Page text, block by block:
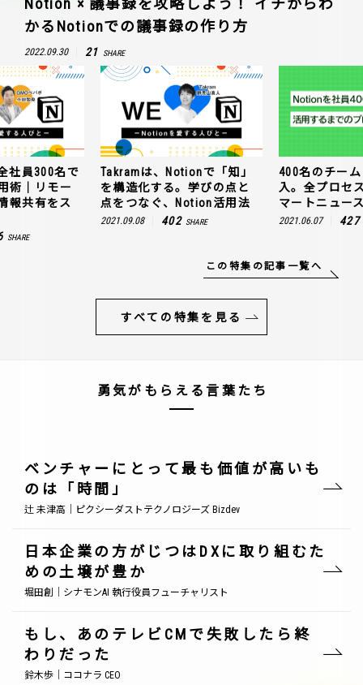
かるNotionでの議事録の作り方
2022.09.30 21 SHARE
社員300名で
術｜リモー
報共有をス
SHARE
Takramは、Notionで「知」
を構造化する。学びの点と
点をつなぐ、Notion活用法
2021.09.08 402 SHARE
400名のチー
入。全プロセ
マートニュー
2021.06.07 427
この特集の記事一覧へ
すべての特集を見る
勇気がもらえる言葉たち
ベンチャーにとって最も価値が高いも
のは「時間」
辻 未津高｜ピクシーダストテクノロジーズ Bizdev
日本企業の方がじつはDXに取り組むた
めの土壌が豊か
堀田創｜シナモンAI 執行役員フューチャリスト
もし、あのテレビCMで失敗したら終
わりだった
鈴木歩｜ココナラ CEO